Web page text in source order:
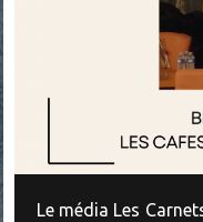
Le média Les